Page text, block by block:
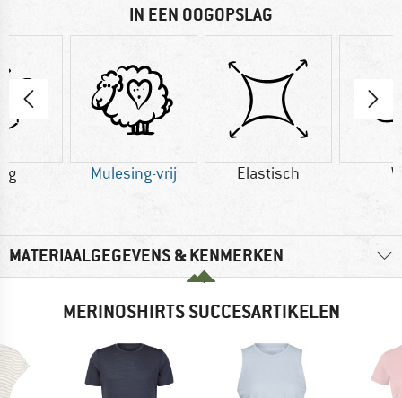
IN EEN OOGOPSLAG
g Mulesing-vrij Elastisch
MATERIAALGEGEVENS & KENMERKEN
MERINOSHIRTS SUCCESARTIKELEN